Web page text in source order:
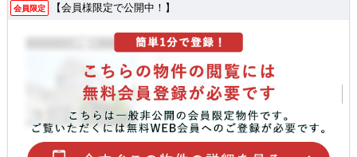
会員限定 【会員様限定で公開中！】